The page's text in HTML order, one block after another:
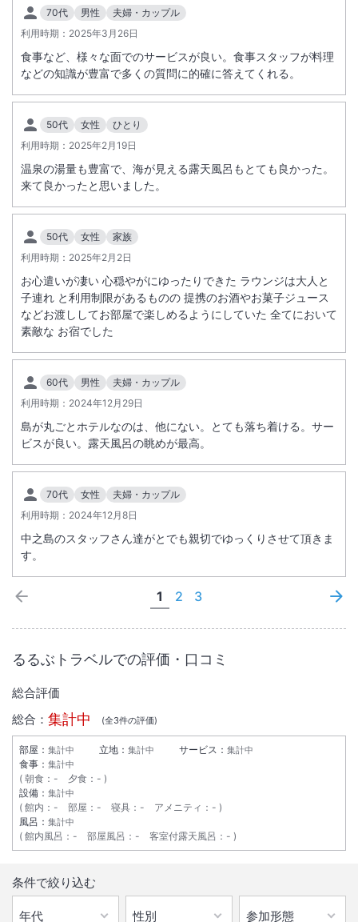
70代 男性
夫婦・カップル
利用時期： 2025年3月26日
食事など、様々な面でのサービスが良い。食事スタッフが料理
などの知識が豊富で多くの質問に的確に答えてくれる。
50代 女性
ひとり
利用時期： 2025年2月19日
温泉の湯量も豊富で、海が見える露天風呂もとても良かった。
来て良かったと思いました。
50代 女性
家族
利用時期： 2025年2月2日
お心遣いが凄い 心穏やがにゆったりできた ラウンジは大人と
子連れ と利用制限があるものの 提携のお酒やお菓子ジュース
などお渡ししてお部屋で楽しめるようにしていた 全てにおいて
素敵な お宿でした
60代 男性
夫婦・カップル
利用時期： 2024年12月29日
島が丸ごとホテルなのは、他にない。とても落ち着ける。サー
ビスが良い。露天風呂の眺めが最高。
70代 女性
夫婦・カップル
利用時期： 2024年12月8日
中之島のスタッフさん達がとでも親切でゆっくりさせて頂きま
す。
1 2 3
るるぶトラベルでの評価・口コミ
総合評価
総合： 集計中 (全3件の評価)
部屋： 集計中 立地： 集計中 サービス： 集計中
食事： 集計中
朝食 ： - 夕食 ： -
設備： 集計中
館内 ： - 部屋 ： - 寝具 ： - アメニティ ： -
風呂： 集計中
館内風呂 ： - 部屋風呂 ： - 客室付露天風呂 ： -
条件で絞り込む